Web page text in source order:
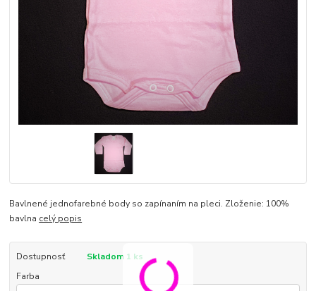
Bavlnené jednofarebné body so zapínaním na pleci. Zloženie: 100%
bavlna celý popis
Dostupnosť
Skladom 1 ks
Farba